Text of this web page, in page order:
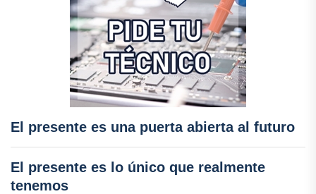
El presente es una puerta abierta al futuro
El presente es lo único que realmente
tenemos